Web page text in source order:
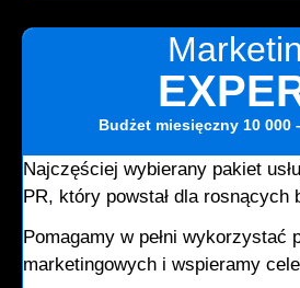
Budżet miesięczny 10 000
Najczęściej wybierany pakiet
PR, który powstał dla rosnących
Pomagamy w pełni wykorzystać
marketingowych i wspieramy